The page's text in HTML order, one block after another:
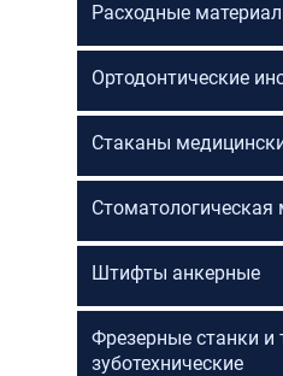
Расходные
Ортодонтические
Стаканы
Стоматологическая
Штифты анкерные
Фрезерные станки
зуботехнические